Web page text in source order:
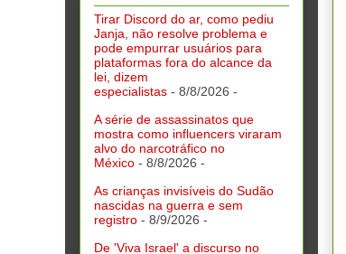
Tirar Discord do ar, como pediu
Janja, não resolve problema e
pode empurrar usuários para
plataformas fora do alcance da
lei, dizem
especialistas - 8/8/2026 -
A série de assassinatos que
mostra como influencers viraram
alvo do narcotráfico no
México - 8/8/2026 -
As crianças invisíveis do Sudão
nascidas na guerra e sem
registro - 8/9/2026 -
De 'Viva Israel' a discurso no